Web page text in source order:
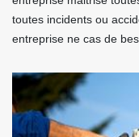
toutes incidents ou
entreprise ne cas de